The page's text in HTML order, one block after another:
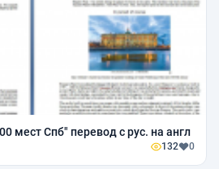
мест Спб" перевод с рус. на англ
132 0